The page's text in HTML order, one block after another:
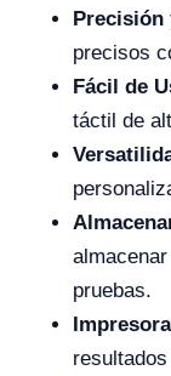
Precisión
precisos
Fácil de
táctil de
pruebas.